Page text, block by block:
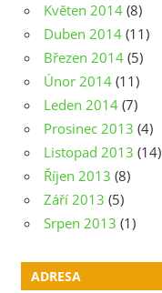
Květen 2014 (8)
Duben 2014 (11)
Březen 2014 (5)
Únor 2014 (11)
Leden 2014 (7)
Prosinec 2013 (4)
Listopad 2013 (14)
Říjen 2013 (8)
Září 2013 (5)
Srpen 2013 (1)
ADRESA